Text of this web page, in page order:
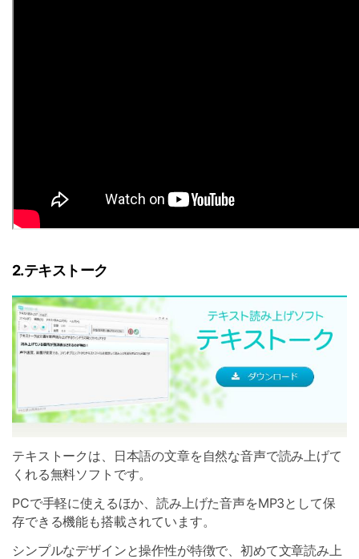
2.テキストーク
テキストークは、日本語の文章を自然な音声で読み上げて
くれる無料ソフトです。
PCで手軽に使えるほか、読み上げた音声をMP3として保
存できる機能も搭載されています。
シンプルなデザインと操作性が特徴で、初めて文章読み上